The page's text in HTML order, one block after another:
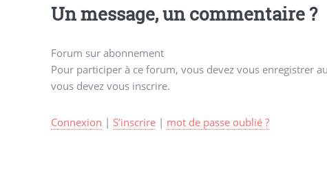
Un message, un commentaire ?
Forum sur abonnement
Pour participer à ce forum, vous devez vous enregistrer
vous devez vous inscrire.
Connexion | S’inscrire| mot de passe oublié ?